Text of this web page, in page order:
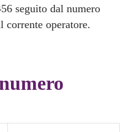
seguito dal numero
corrente operatore.